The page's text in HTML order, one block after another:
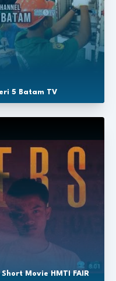
5 Batam TV
Short Movie HMTI FAIR